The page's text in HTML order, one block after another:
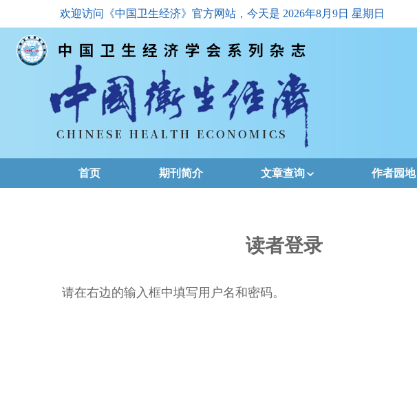
欢迎访问《中国卫生经济》官方网站，今天是 2026年8月9日 星期日
首页 期刊简介 文章查询
下载排名
作者园地
读者登录
请在右边的输入框中填写用户名和密码。